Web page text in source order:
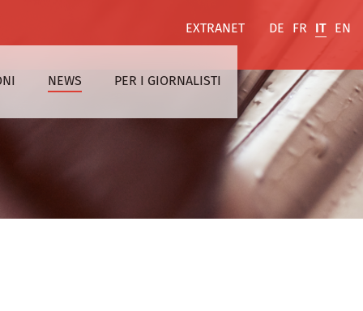
EXTRANET DE FR IT EN
NEWS PER I GIORNALISTI